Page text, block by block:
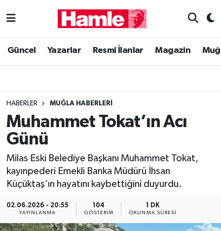
Güncel Yazarlar Resmi İlanlar Magazin
HABERLER MUĞLA HABERLERI
Muhammet Tokat’ın Acı
Günü
Milas Eski Belediye Başkanı Muhammet Tokat,
kayınpederi Emekli Banka Müdürü İhsan
Küçüktaş’ın hayatını kaybettiğini duyurdu.
02.06.2026 - 20:55
YAYINLANMA
104
GÖSTERIM
1 DK
OKUNMA SÜRESI
Güncel
Magazin
Muğla Haber
Siyaset
Muğla Nöbetçi Eczaneler
Muğla Trafik Yoğunluk Haritası
Süper Lig Puan Durumu ve Fikstür
Tüm Manşetler
Son Dakika Haberleri
Haber Arşivi